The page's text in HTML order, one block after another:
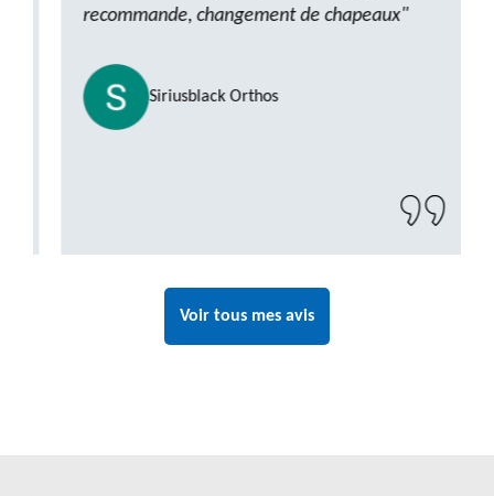
recommande, changement de chapeaux"
Siriusblack Orthos
Voir tous mes avis